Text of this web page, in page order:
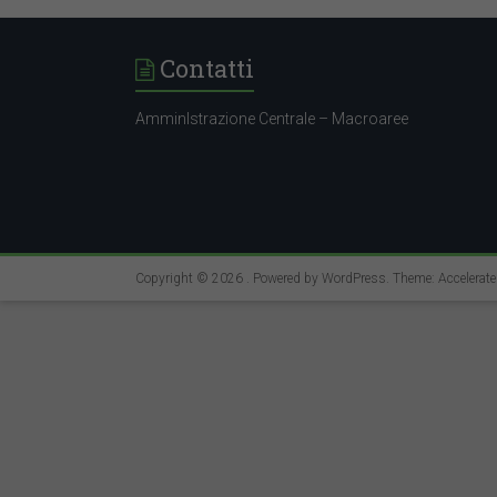
Contatti
AmminIstrazione Centrale – Macroaree
Copyright © 2026 . Powered by WordPress. Theme: